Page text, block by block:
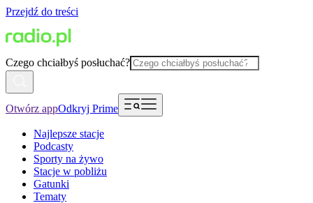
Przejdź do treści
Czego chciałbyś posłuchać?
Otwórz appOdkryj Prime
Najlepsze stacje
Podcasty
Sporty na żywo
Stacje w pobliżu
Gatunki
Tematy